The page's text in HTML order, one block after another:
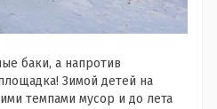
баки, а напротив
Зимой детей на
темпами мусор и до лета